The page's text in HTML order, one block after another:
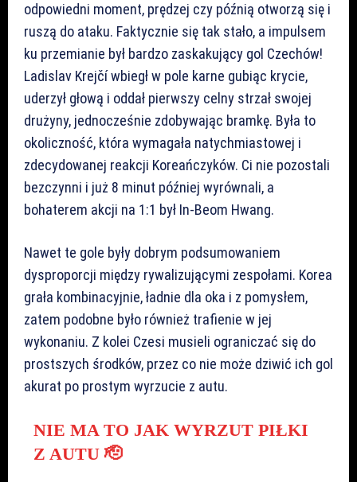
odpowiedni moment, prędzej czy późnią otworzą się i
ruszą do ataku. Faktycznie się tak stało, a impulsem
ku przemianie był bardzo zaskakujący gol Czechów!
Ladislav Krejčí wbiegł w pole karne gubiąc krycie,
uderzył głową i oddał pierwszy celny strzał swojej
drużyny, jednocześnie zdobywając bramkę. Była to
okoliczność, która wymagała natychmiastowej i
zdecydowanej reakcji Koreańczyków. Ci nie pozostali
bezczynni i już 8 minut później wyrównali, a
bohaterem akcji na 1:1 był In-Beom Hwang.
Nawet te gole były dobrym podsumowaniem
dysproporcji między rywalizującymi zespołami. Korea
grała kombinacyjnie, ładnie dla oka i z pomysłem,
zatem podobne było również trafienie w jej
wykonaniu. Z kolei Czesi musieli ograniczać się do
prostszych środków, przez co nie może dziwić ich gol
akurat po prostym wyrzucie z autu.
NIE MA TO JAK WYRZUT PIŁKI
Z AUTU 🫡